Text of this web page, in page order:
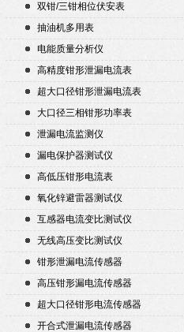
双钳/三钳相位伏安表
抽油机多用表
电能质量分析仪
高精度钳形泄漏电流表
超大口径钳形泄漏电流表
大口径三相钳形功率表
泄漏电流监测仪
漏电保护器测试仪
高低压钳形电流表
氧化锌避雷器测试仪
互感器电流变比测试仪
无线高压变比测试仪
钳形泄漏电流传感器
高压钳形漏电流传感器
超大口径钳形电流传感器
开合式泄漏电流传感器